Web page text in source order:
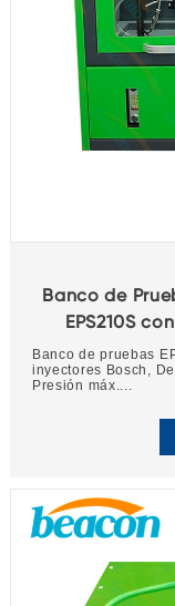
Banco de
EPS210S
Banco de pruebas
inyectores Bosch,
Presión máx....